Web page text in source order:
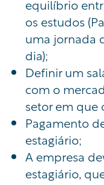
equilíbrio
os estudos
uma jornada
dia);
Definir um
com o
setor em que
Pagamento
estagiário;
A empresa
estagiário,